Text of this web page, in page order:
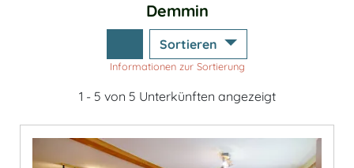
Demmin
Sortieren
Informationen zur Sortierung
1 - 5 von 5 Unterkünften angezeigt